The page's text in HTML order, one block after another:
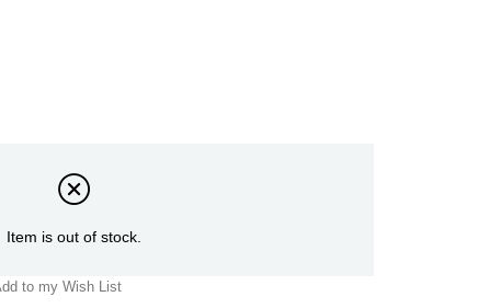
Item is out of stock.
to my Wish List